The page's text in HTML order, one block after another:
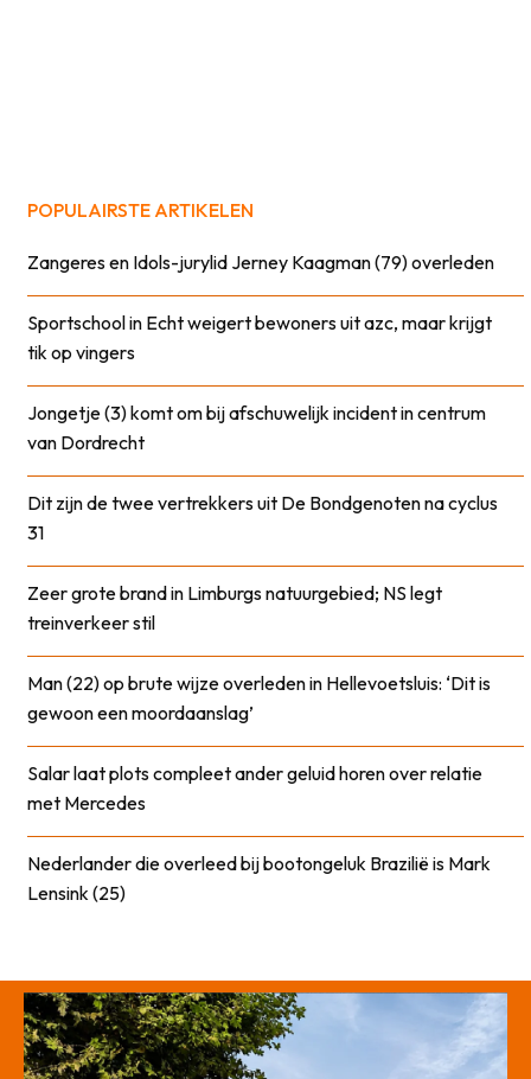
POPULAIRSTE ARTIKELEN
Zangeres en Idols-jurylid Jerney Kaagman (79) overleden
Sportschool in Echt weigert bewoners uit azc, maar krijgt
tik op vingers
Jongetje (3) komt om bij afschuwelijk incident in centrum
van Dordrecht
Dit zijn de twee vertrekkers uit De Bondgenoten na cyclus
31
Zeer grote brand in Limburgs natuurgebied; NS legt
treinverkeer stil
Man (22) op brute wijze overleden in Hellevoetsluis: ‘Dit is
gewoon een moordaanslag’
Salar laat plots compleet ander geluid horen over relatie
met Mercedes
Nederlander die overleed bij bootongeluk Brazilië is Mark
Lensink (25)